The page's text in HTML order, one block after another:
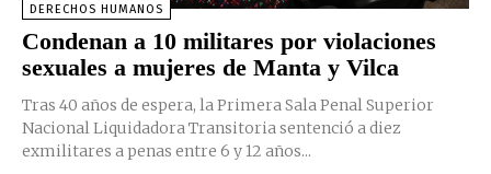
DERECHOS HUMANOS
Condenan a 10 militares por violaciones
sexuales a mujeres de Manta y Vilca
Tras 40 años de espera, la Primera Sala Penal Superior
Nacional Liquidadora Transitoria sentenció a diez
exmilitares a penas entre 6 y 12 años...